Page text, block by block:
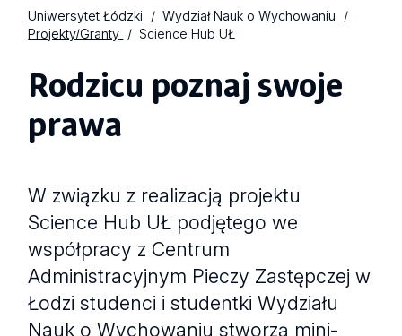
Uniwersytet Łódzki
Wydział Nauk o Wychowaniu
Projekty/Granty
Science Hub UŁ
Rodzicu poznaj swoje
prawa
W związku z realizacją projektu
Science Hub UŁ podjętego we
współpracy z Centrum
Administracyjnym Pieczy Zastępczej w
Łodzi studenci i studentki Wydziału
Nauk o Wychowaniu stworzą mini-